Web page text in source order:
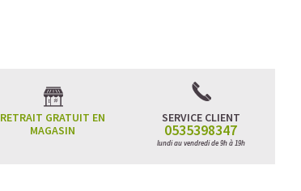
RETRAIT GRATUIT EN
MAGASIN
SERVICE CLIENT
0535398347
lundi au vendredi de 9h à 19h